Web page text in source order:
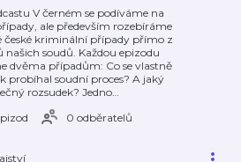
V černém se podíváme na
ale především rozebíráme
české kriminální případy přímo z
našich soudů. Každou epizodu
dvěma případům: Co se vlastně
probíhal soudní proces? A jaký
rozsudek? Jedno…
0 odběratelů